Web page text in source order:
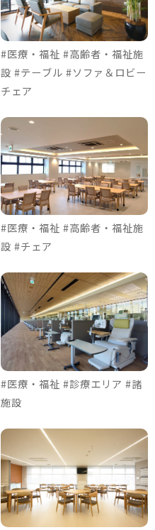
#医療・福祉 #高齢者・福祉施
設 #テーブル #ソファ＆ロビー
チェア
#医療・福祉 #高齢者・福祉施
設 #チェア
#医療・福祉 #診療エリア #諸
施設